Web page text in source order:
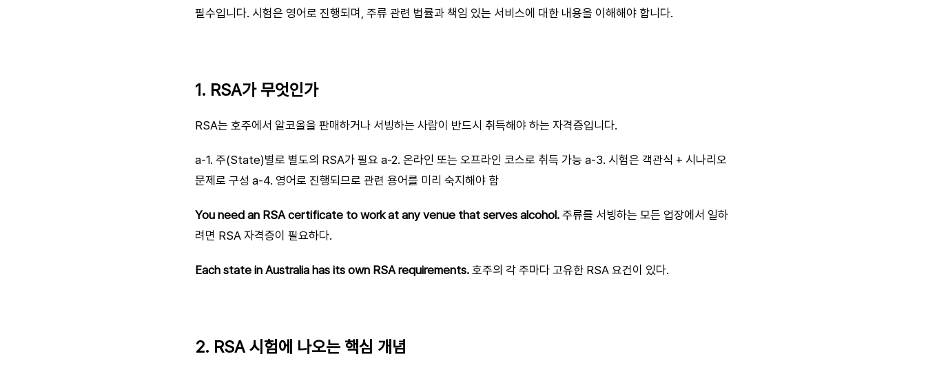
필수입니다. 시험은 영어로 진행되며, 주류 관련 법률과 책임 있는 서비스에 대한 내용을 이해해야 합니다.
1. RSA가 무엇인가
RSA는 호주에서 알코올을 판매하거나 서빙하는 사람이 반드시 취득해야 하는 자격증입니다.
a-1. 주(State)별로 별도의 RSA가 필요 a-2. 온라인 또는 오프라인 코스로 취득 가능 a-3. 시험은 객관식 + 시나리오
문제로 구성 a-4. 영어로 진행되므로 관련 용어를 미리 숙지해야 함
You need an RSA certificate to work at any venue that serves alcohol. 주류를 서빙하는 모든 업장에서 일하
려면 RSA 자격증이 필요하다.
Each state in Australia has its own RSA requirements. 호주의 각 주마다 고유한 RSA 요건이 있다.
2. RSA 시험에 나오는 핵심 개념